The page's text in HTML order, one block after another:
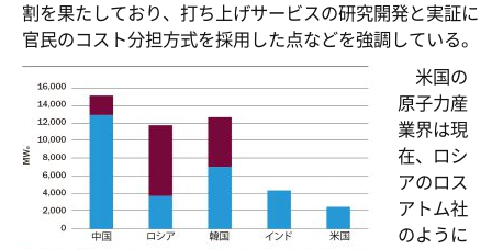
割を果たしており、打ち上げサービスの研究開発と実証に
官民のコスト分担方式を採用した点などを強調している。
米国の
原子力産
業界は現
在、ロシ
アのロス
アトム社
のように